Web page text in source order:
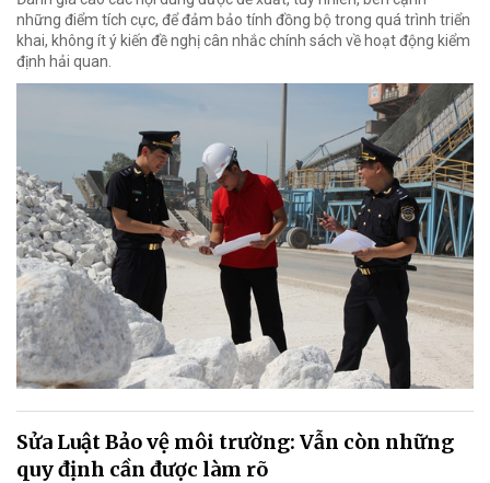
những điểm tích cực, để đảm bảo tính đồng bộ trong quá trình triển
khai, không ít ý kiến đề nghị cân nhắc chính sách về hoạt động kiểm
định hải quan.
Sửa Luật Bảo vệ môi trường: Vẫn còn những
quy định cần được làm rõ